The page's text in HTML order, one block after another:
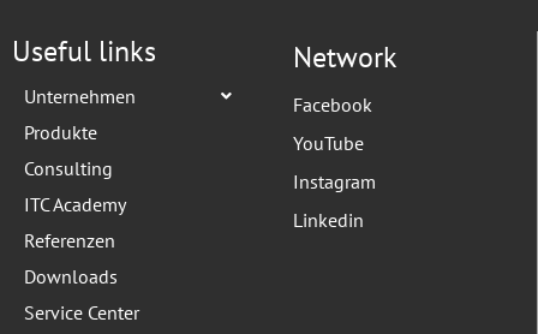
Useful links
Unternehmen
Produkte
Consulting
ITC Academy
Referenzen
Downloads
Service Center
Network
Facebook
YouTube
Instagram
Linkedin